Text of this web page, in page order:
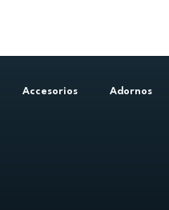
Accesorios Adornos